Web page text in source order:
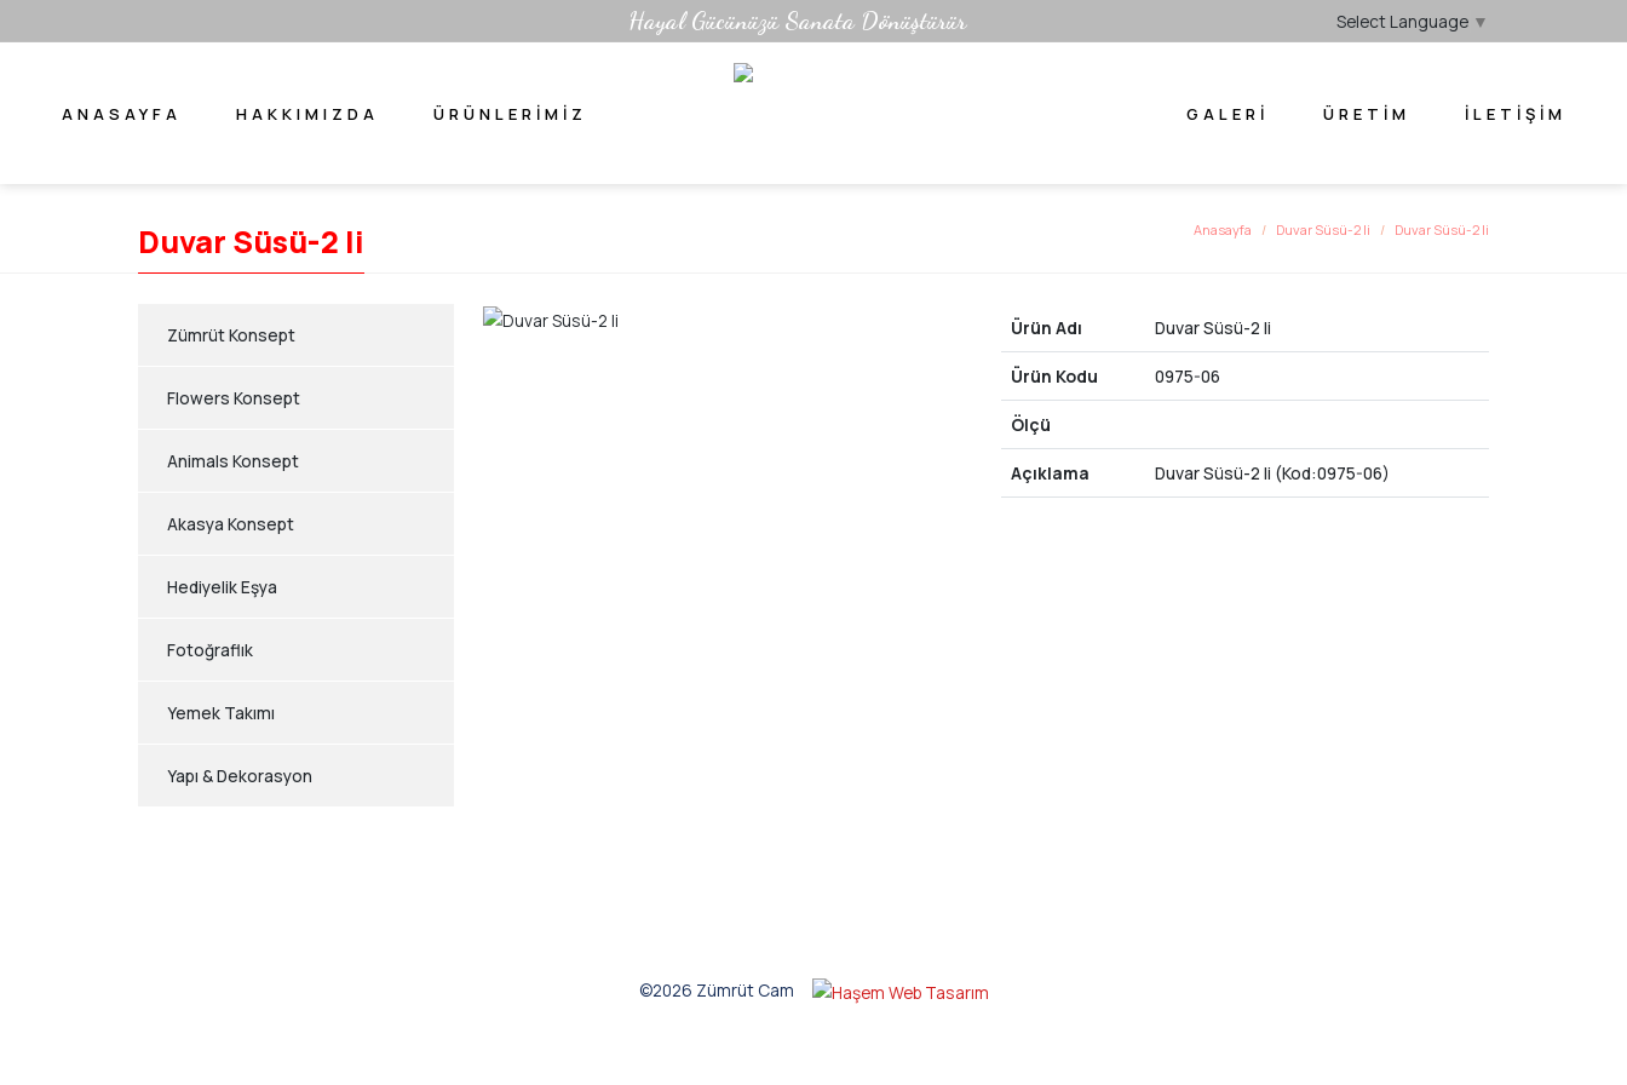
Hayal Gücünüzü Sanata Dönüştürür Select Language ▼
ANASAYFA HAKKIMIZDA ÜRÜNLERIMIZ GALERI ÜRETIM İLETIŞIM
Duvar Süsü-2 li Anasayfa Duvar Süsü-2 li Duvar Süsü-2 li
Zümrüt Konsept
Flowers Konsept
Animals Konsept
Akasya Konsept
Hediyelik Eşya
Fotoğraflık
Yemek Takımı
Yapı & Dekorasyon
Ürün Adı Duvar Süsü-2 li
Ürün Kodu 0975-06
Ölçü
Açıklama Duvar Süsü-2 li (Kod:0975-06)
©2026 Zümrüt Cam